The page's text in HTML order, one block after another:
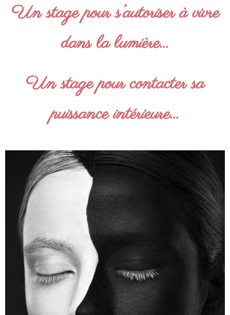
Un stage pour s’autoriser à vivre
dans la lumière…
Un stage pour contacter sa
puissance intérieure…